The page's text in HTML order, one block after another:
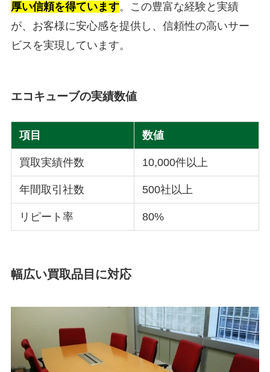
厚い信頼を得ています。この豊富な経験と実績
が、お客様に安心感を提供し、信頼性の高いサー
ビスを実現しています。
エコキューブの実績数値
項目 数値
買取実績件数 10,000件以上
年間取引社数 500社以上
リピート率 80%
幅広い買取品目に対応